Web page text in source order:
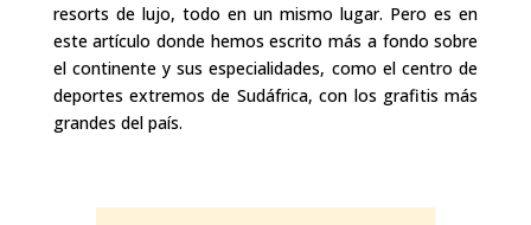
resorts de lujo, todo en un mismo lugar. Pero es en
este artículo donde hemos escrito más a fondo sobre
el continente y sus especialidades, como el centro de
deportes extremos de Sudáfrica, con los grafitis más
grandes del país.